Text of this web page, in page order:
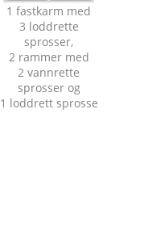
1 fastkarm med
3 loddrette
sprosser,
2 rammer med
2 vannrette
sprosser og
1 loddrett sprosse